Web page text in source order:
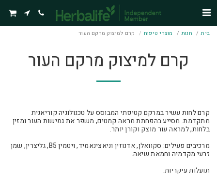
בית חנות מוצרי טיפוח קרם למיצוק מרקם העור
קרם למיצוק מרקם העור
קרם לחות עשיר במרקם קטיפתי המבוסס על טכנולוגיה קוריאנית
מתקדמת. מסייע בהפחתת מראה קמטים, משפר את גמישות העור ומזין
מרכיבים פעילים: סקוואלן, אדנוזין וניאצינאמיד, ויטמין B5, גליצרין, שמן